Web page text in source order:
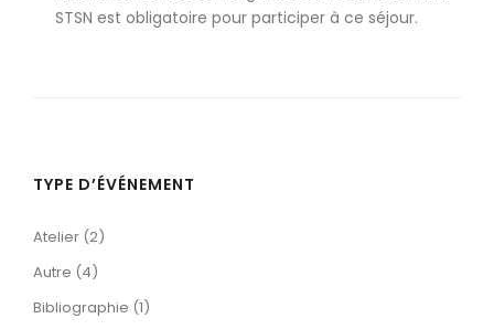
STSN est obligatoire pour participer à ce séjour.
TYPE D’ÉVÉNEMENT
Atelier (2)
Autre (4)
Bibliographie (1)